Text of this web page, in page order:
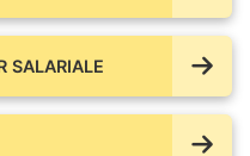
SALARIALE